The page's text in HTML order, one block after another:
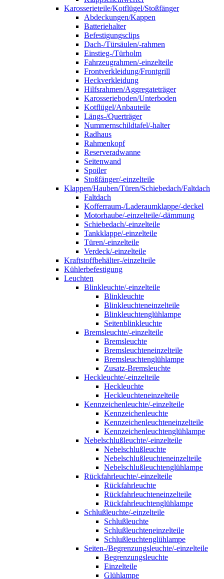
Karosserieteile/Kotflügel/Stoßfänger
Abdeckungen/Kappen
Batteriehalter
Befestigungsclips
Dach-/Türsäulen/-rahmen
Einstieg-/Türholm
Fahrzeugrahmen/-einzelteile
Frontverkleidung/Frontgrill
Heckverkleidung
Hilfsrahmen/Aggregateträger
Karosserieboden/Unterboden
Kotflügel/Anbauteile
Längs-/Querträger
Nummernschildtafel/-halter
Radhaus
Rahmenkopf
Reserveradwanne
Seitenwand
Spoiler
Stoßfänger/-einzelteile
Klappen/Hauben/Türen/Schiebedach/Faltdach
Faltdach
Kofferraum-/Laderaumklappe/-deckel
Motorhaube/-einzelteile/-dämmung
Schiebedach/-einzelteile
Tankklappe/-einzelteile
Türen/-einzelteile
Verdeck/-einzelteile
Kraftstoffbehälter-/einzelteile
Kühlerbefestigung
Leuchten
Blinkleuchte/-einzelteile
Blinkleuchte
Blinkleuchteneinzelteile
Blinkleuchtenglühlampe
Seitenblinkleuchte
Bremsleuchte/-einzelteile
Bremsleuchte
Bremsleuchteneinzelteile
Bremsleuchtenglühlampe
Zusatz-Bremsleuchte
Heckleuchte/-einzelteile
Heckleuchte
Heckleuchteneinzelteile
Kennzeichenleuchte/-einzelteile
Kennzeichenleuchte
Kennzeichenleuchteneinzelteile
Kennzeichenleuchtenglühlampe
Nebelschlußleuchte/-einzelteile
Nebelschlußleuchte
Nebelschlußleuchteneinzelteile
Nebelschlußleuchtenglühlampe
Rückfahrleuchte/-einzelteile
Rückfahrleuchte
Rückfahrleuchteneinzelteile
Rückfahrleuchtenglühlampe
Schlußleuchte/-einzelteile
Schlußleuchte
Schlußleuchteneinzelteile
Schlußleuchtenglühlampe
Seiten-/Begrenzungsleuchte/-einzelteile
Begrenzungsleuchte
Einzelteile
Glühlampe